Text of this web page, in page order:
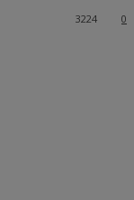
0
3224